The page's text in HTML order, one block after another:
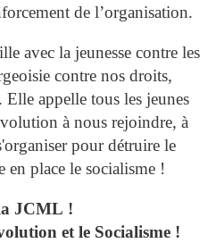
de l’organisation.
avec la jeunesse contre les
contre nos droits,
appelle tous les jeunes
à nous rejoindre, à
pour détruire le
en place le socialisme !
JCML !
et le Socialisme !